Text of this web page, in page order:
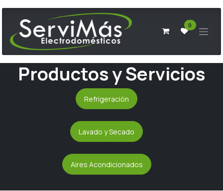
Ir al contenido
0
Productos y Servicios
Refrigeración
Lavado y Secado
Aires Acondicionados